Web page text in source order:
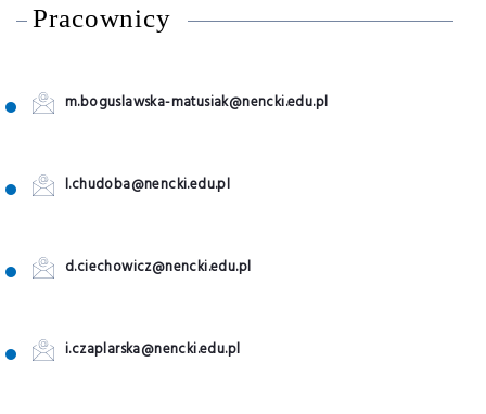
Pracownicy
m.boguslawska-matusiak@nencki.edu.pl
l.chudoba@nencki.edu.pl
d.ciechowicz@nencki.edu.pl
i.czaplarska@nencki.edu.pl